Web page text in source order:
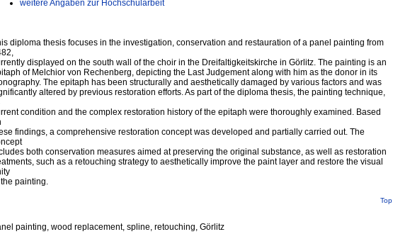
weitere Angaben zur Hochschularbeit
diploma thesis focuses in the investigation, conservation and restauration of a panel painting from
displayed on the south wall of the choir in the Dreifaltigkeitskirche in Görlitz. The painting is an
of Melchior von Rechenberg, depicting the Last Judgement along with him as the donor in its
The epitaph has been structurally and aesthetically damaged by various factors and was
altered by previous restoration efforts. As part of the diploma thesis, the painting technique,
condition and the complex restoration history of the epitaph were thoroughly examined. Based
findings, a comprehensive restoration concept was developed and partially carried out. The
both conservation measures aimed at preserving the original substance, as well as restoration
such as a retouching strategy to aesthetically improve the paint layer and restore the visual
painting.
Top
painting, wood replacement, spline, retouching, Görlitz